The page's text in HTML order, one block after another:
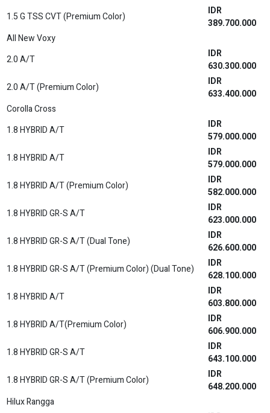
PICK UP 2.0 STD M/T 3WAY
IDR
197.400.000
PICK UP 2.0 HIGH M/T
218.700.000
IDR
218.700.000
CAB-CHASSIS PU 2.4 DSL STD M/T
IDR
CAB-CHASSIS MB 2.4 M/T
IDR
248.100.000
PICK UP 2.4 DSL STD M/T
IDR
253.000.000
PICK UP 2.4 DSL STD M/T 3WAY
IDR
254.100.000
PICK UP 2.4 DSL HIGH M/T
IDR
287.600.000
CAB-CHASSIS PU 2.4 DSL HIGH A/T
IDR
303.400.000
CAB-CHASSIS MB 2.4 HIGH A/T
IDR
303.400.000
PICK UP 2.4 DSL HIGH A/T
IDR
308.800.000
PICK UP 2.4 DSL HIGH M/T
IDR
287.600.000
CAB-CHASSIS PU 2.4 DSL HIGH A/T
IDR
303.400.000
CAB-CHASSIS MB 2.4 DSL HIGH A/T
IDR
303.400.000
PICK UP 2.4 DSL HIGH A/T